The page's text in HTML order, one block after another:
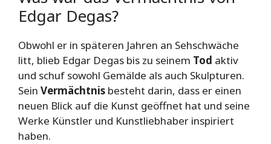
Edgar Degas?
Obwohl er in späteren Jahren an Sehschwäche
litt, blieb Edgar Degas bis zu seinem Tod aktiv
und schuf sowohl Gemälde als auch Skulpturen.
Sein Vermächtnis besteht darin, dass er einen
neuen Blick auf die Kunst geöffnet hat und seine
Werke Künstler und Kunstliebhaber inspiriert
haben.